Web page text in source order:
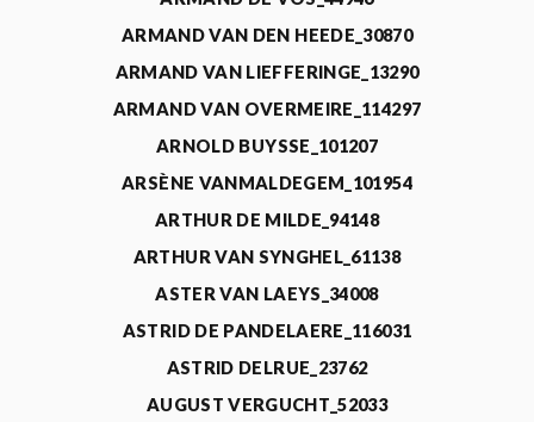
ARMAND VAN DEN HEEDE_30870
ARMAND VAN LIEFFERINGE_13290
ARMAND VAN OVERMEIRE_114297
ARNOLD BUYSSE_101207
ARSÈNE VANMALDEGEM_101954
ARTHUR DE MILDE_94148
ARTHUR VAN SYNGHEL_61138
ASTER VAN LAEYS_34008
ASTRID DE PANDELAERE_116031
ASTRID DELRUE_23762
AUGUST VERGUCHT_52033